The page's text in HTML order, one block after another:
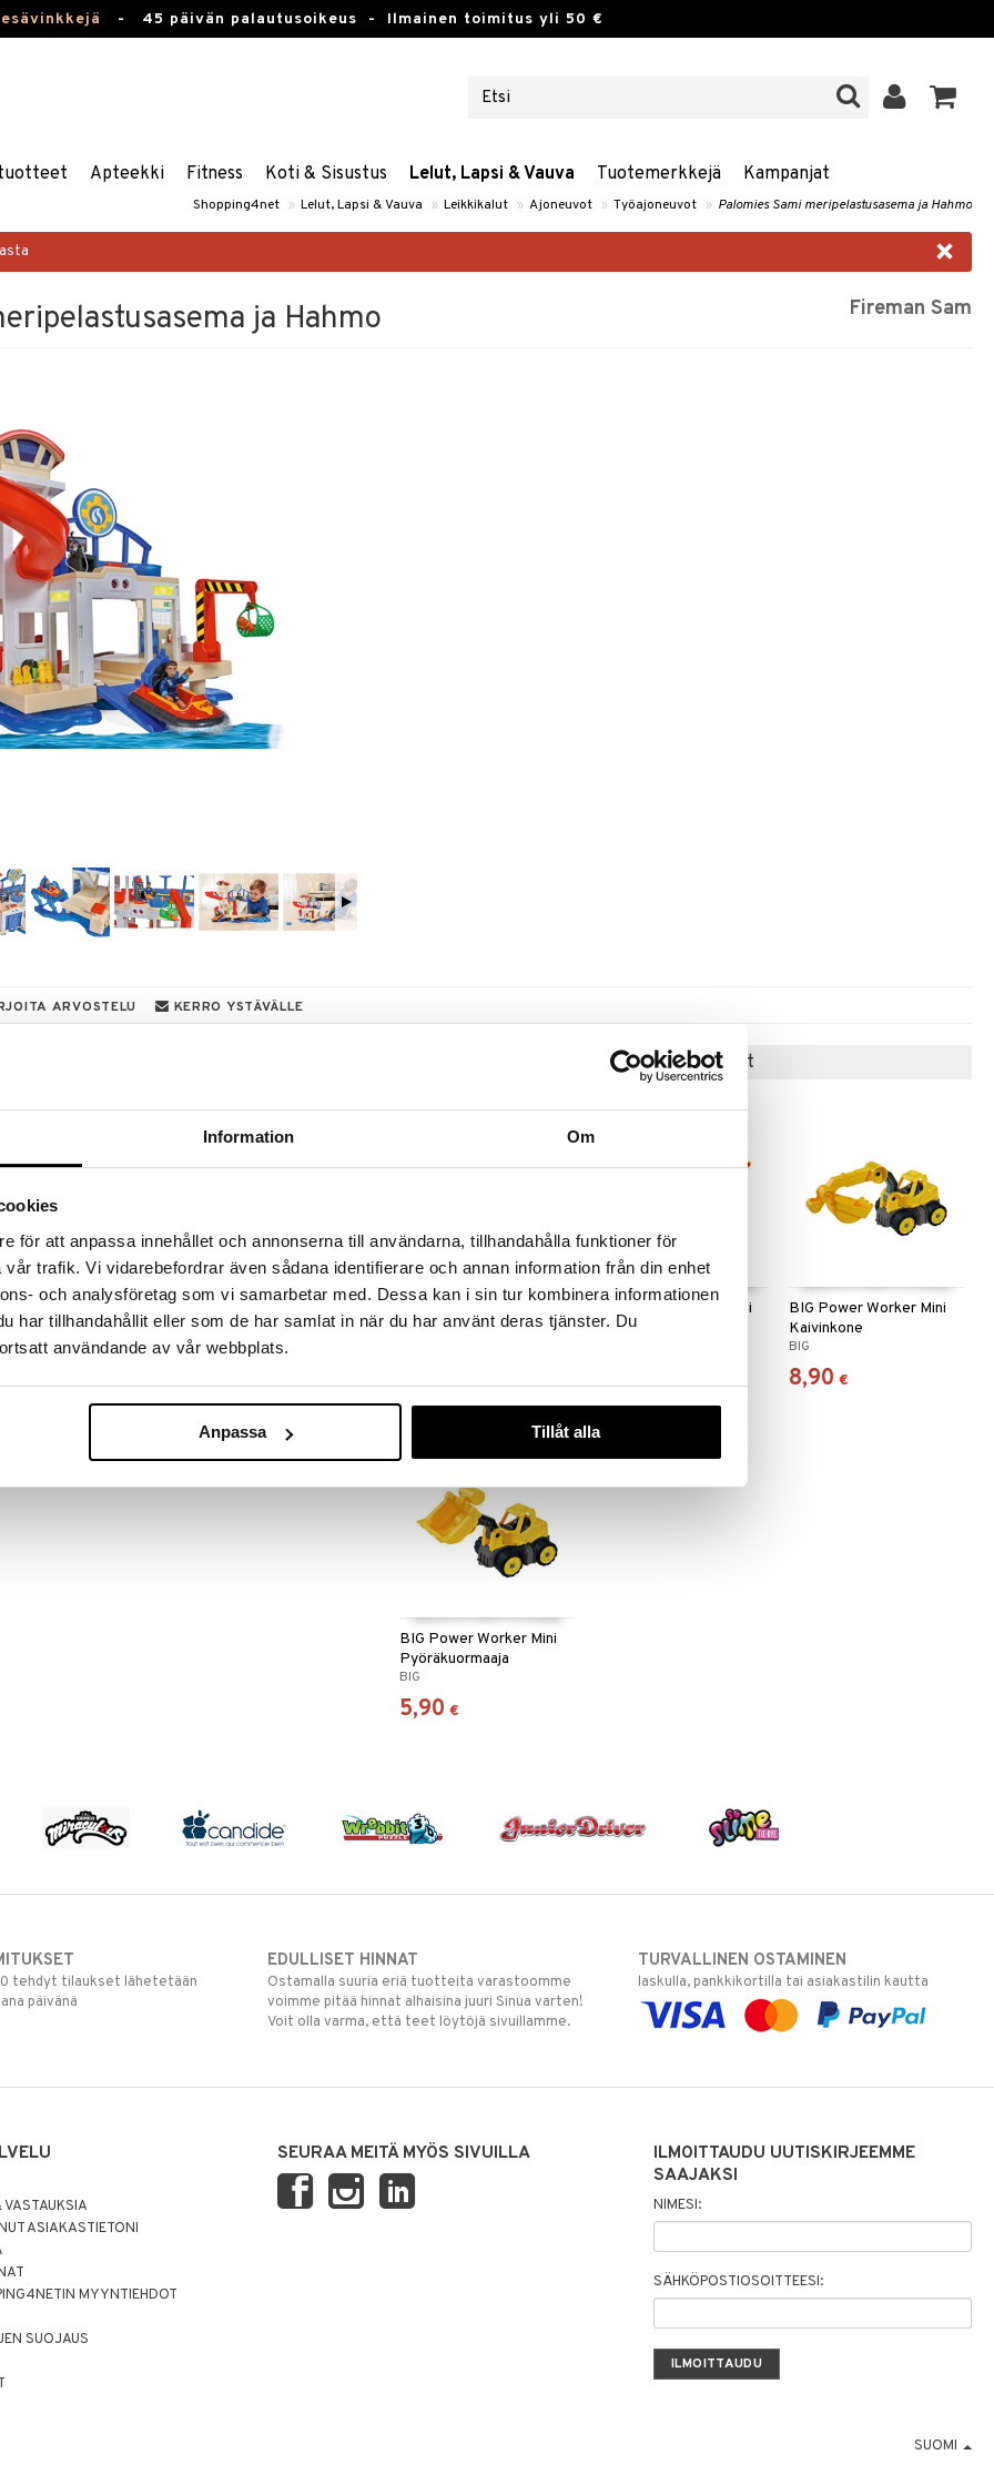
Information Om
för att anpassa innehållet och annonserna till användarna, tillhandahålla funktioner för
trafik. Vi vidarebefordrar även sådana identifierare och annan information från din enhet
och analysföretag som vi samarbetar med. Dessa kan i sin tur kombinera informationen
har tillhandahållit eller som de har samlat in när du har använt deras tjänster. Du
användande av vår webbplats.
Anpassa Tillåt alla
- 45 päivän palautusoikeus - Ilmainen toimitus yli 50 €
Apteekki Fitness Koti & Sisustus Lelut, Lapsi & Vauva Tuotemerkkejä Kampanjat
Shopping4net » Lelut, Lapsi & Vauva » Leikkikalut » Ajoneuvot » Työajoneuvot » Palomies Sami meripelastusasema ja Hahmo
×
Fireman Sam
ja Hahmo
ARVOSTELU KERRO YSTÄVÄLLE
teemana on meripelastus. Tämä leikkisetti
jonne Wallaby voi laskeutua, liukumäki
automaattiset ovet, liikkuva nosturi merestä
tehtäviin laukaisulaitteen kera.
monia varusteita.
Suositut tuotteet
Kippiauto 21 cm
9,90
BIG Power Worker Mini
Dumper
8,50
BIG Power Worker Mini
Kaivinkone
BIG
8,90 €
BIG Power Worker Mini
Pyöräkuormaaja
BIG
5,90 €
tehdyt tilaukset lähetetään
päivänä
EDULLISET HINNAT
Ostamalla suuria eriä tuotteita varastoomme
voimme pitää hinnat alhaisina juuri Sinua varten!
Voit olla varma, että teet löytöjä sivuillamme.
TURVALLINEN OSTAMINEN
laskulla, pankkikortilla tai asiakastilin kautta
ASIAKASTIETONI
MYYNTIEHDOT
SUOJAUS
SEURAA MEITÄ MYÖS SIVUILLA
ILMOITTAUDU UUTISKIRJEEMME
SAAJAKSI
NIMESI:
SÄHKÖPOSTIOSOITTEESI:
SUOMI